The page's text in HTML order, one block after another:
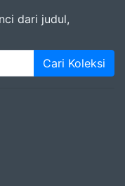
dari judul,
Cari Koleksi